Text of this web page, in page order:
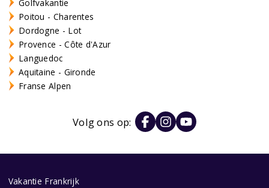
Golfvakantie
Poitou - Charentes
Dordogne - Lot
Provence - Côte d'Azur
Languedoc
Aquitaine - Gironde
Franse Alpen
Volg ons op:
Vakantie Frankrijk